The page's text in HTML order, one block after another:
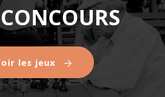
les jeux